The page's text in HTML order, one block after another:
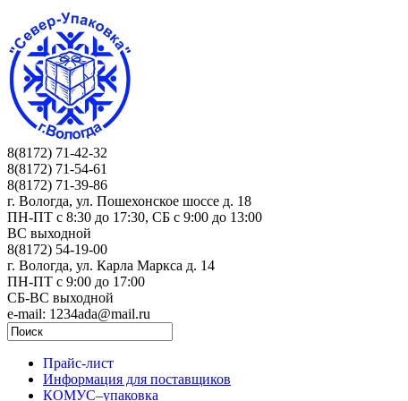
8(8172) 71-42-32
8(8172) 71-54-61
8(8172) 71-39-86
г. Вологда, ул. Пошехонское шоссе д. 18
ПН-ПТ c 8:30 до 17:30, СБ с 9:00 до 13:00
ВС выходной
8(8172) 54-19-00
г. Вологда, ул. Карла Маркса д. 14
ПН-ПТ c 9:00 до 17:00
СБ-ВС выходной
e-mail: 1234ada@mail.ru
Прайс-лист
Информация для поставщиков
КОМУС–упаковка